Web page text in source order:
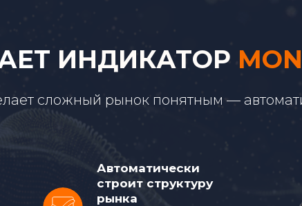
ИНДИКАТОР
сложный рынок понятным —
Автоматически
строит структуру
рынка